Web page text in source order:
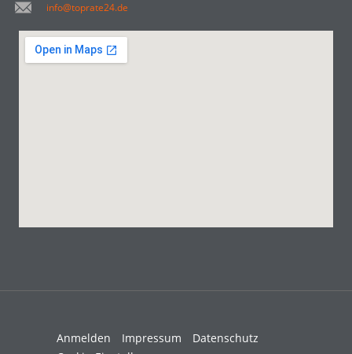
info@toprate24.de
Anmelden Impressum
Datenschutz